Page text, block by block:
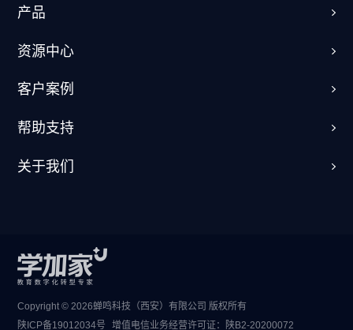
产品
资源中心
客户案例
帮助支持
关于我们
Copyright © 2026蝉鸣科技（西安）有限公司 版权所有
陕ICP备19012034号
增值电信业务经营许可证： 陕B2-20200072